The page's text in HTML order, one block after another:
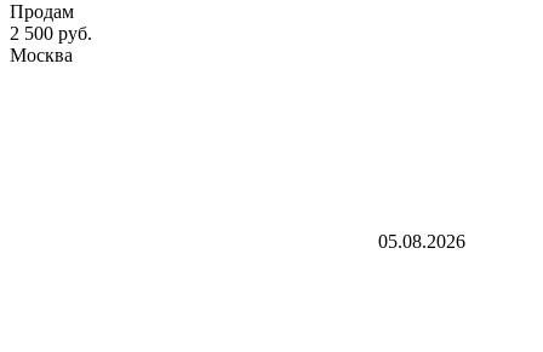
Продам
2 500 руб.
Москва
05.08.2026